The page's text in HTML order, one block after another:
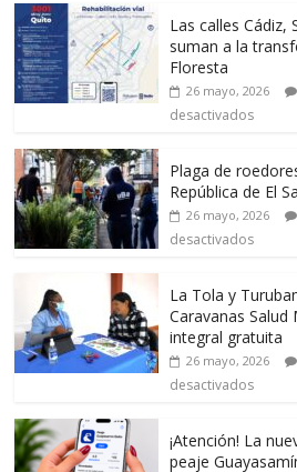
Las calles Cádiz,
suman a la
Floresta
26 mayo, 2026
desactivados
Plaga de
República de El
26 mayo, 2026
desactivados
La Tola y
Caravanas
integral gratuita
26 mayo, 2026
desactivados
¡Atención! La
peaje